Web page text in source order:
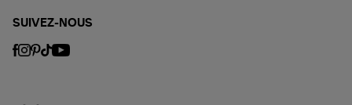
SUIVEZ-NOUS